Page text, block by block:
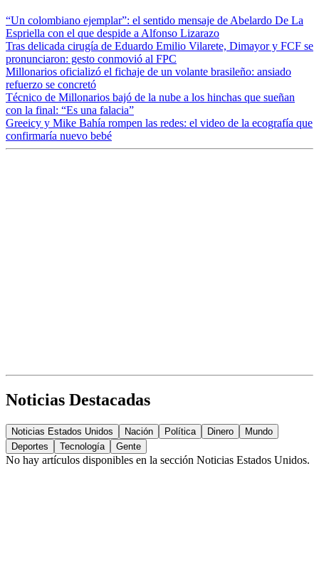
“Un colombiano ejemplar”: el sentido mensaje de Abelardo De La
Espriella con el que despide a Alfonso Lizarazo
Tras delicada cirugía de Eduardo Emilio Vilarete, Dimayor y FCF se
pronunciaron: gesto conmovió al FPC
Millonarios oficializó el fichaje de un volante brasileño: ansiado
refuerzo se concretó
Técnico de Millonarios bajó de la nube a los hinchas que sueñan
con la final: “Es una falacia”
Greeicy y Mike Bahía rompen las redes: el video de la ecografía que
confirmaría nuevo bebé
Noticias Destacadas
Noticias Estados Unidos Nación Política Dinero
Mundo
Deportes
Tecnología Gente
No hay artículos disponibles en la sección Noticias Estados Unidos.